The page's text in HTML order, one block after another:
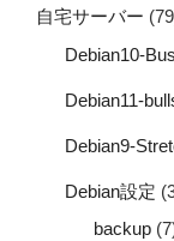
自宅サーバー
Debian10-
Debian11-
Debian9-
Debian設定
backup